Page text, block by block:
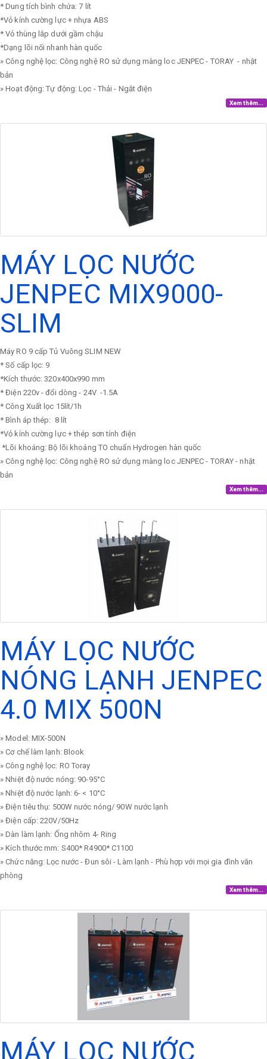
* Dung tích bình chứa: 7 lít
*Vỏ kính cường lực + nhựa ABS
* Vỏ thùng lắp dưới gầm chậu
*Dạng lõi nối nhanh hàn quốc
» Công nghệ lọc: Công nghệ RO sử dụng màng loc JENPEC - TORAY - nhật
bản
» Hoạt động: Tự động: Lọc - Thải - Ngắt điện
Xem thêm...
MÁY LỌC NƯỚC
JENPEC MIX9000-
SLIM
Máy RO 9 cấp Tủ Vuông SLIM NEW
* Số cấp lọc: 9
*Kích thước: 320x400x990 mm
* Điện 220v - đổi dòng - 24V -1.5A
* Công Xuất lọc 15lít/1h
* Bình áp thép: 8 lít
*Vỏ kính cường lực + thép sơn tính điện
*Lõi khoáng: Bộ lõi khoáng TO chuẩn Hydrogen hàn quốc
» Công nghệ lọc: Công nghệ RO sử dụng màng loc JENPEC - TORAY - nhật
bản
Xem thêm...
MÁY LỌC NƯỚC
NÓNG LẠNH JENPEC
4.0 MIX 500N
» Model: MIX-500N
» Cơ chế làm lạnh: Blook
» Công nghệ lọc: RO Toray
» Nhiệt độ nước nóng: 90-95°C
» Nhiệt độ nước lạnh: 6- < 10°C
» Điện tiêu thụ: 500W nước nóng/ 90W nước lạnh
» Điện cấp: 220V/50Hz
» Dàn làm lạnh: Ống nhôm 4- Ring
» Kích thước mm: S400* R4900* C1100
» Chức năng: Lọc nước - Đun sôi - Làm lạnh - Phù hợp với mọi gia đình văn
phòng
Xem thêm...
MÁY LỌC NƯỚC